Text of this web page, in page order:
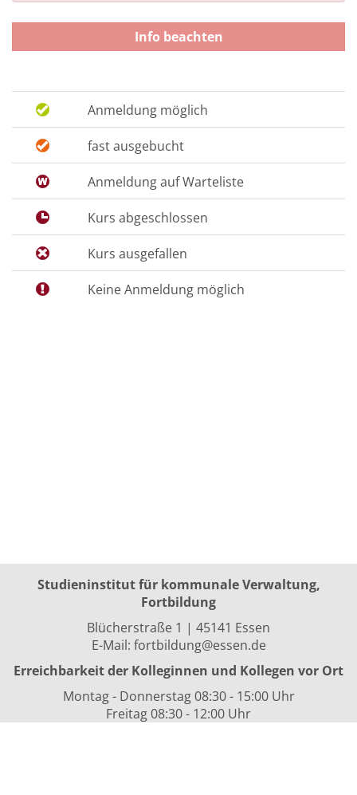
Info beachten
Anmeldung möglich
fast ausgebucht
Anmeldung auf Warteliste
Kurs abgeschlossen
Kurs ausgefallen
Keine Anmeldung möglich
Studieninstitut für kommunale Verwaltung,
Fortbildung
Blücherstraße 1 | 45141 Essen
E-Mail: fortbildung@essen.de
Erreichbarkeit der Kolleginnen und Kollegen vor Ort
Montag - Donnerstag 08:30 - 15:00 Uhr
Freitag 08:30 - 12:00 Uhr